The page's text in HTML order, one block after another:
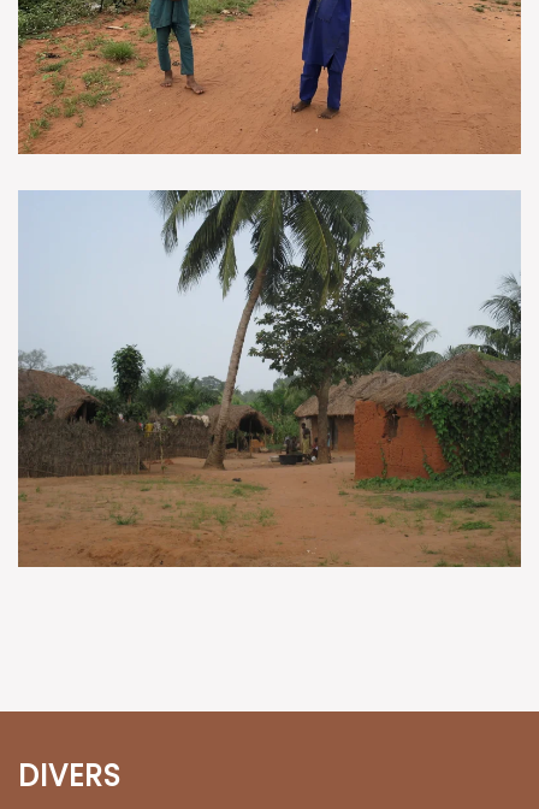
VOIR EN GRAND
DIVERS